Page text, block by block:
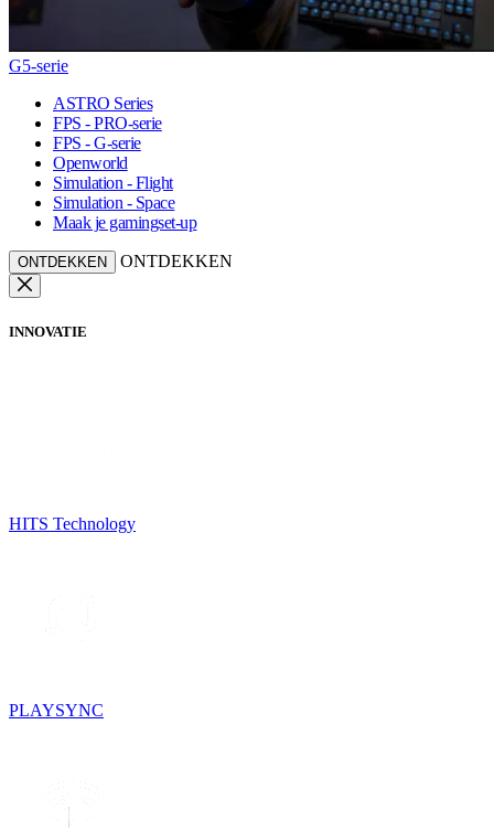
G5-serie
ASTRO Series
FPS - PRO-serie
FPS - G-serie
Openworld
Simulation - Flight
Simulation - Space
Maak je gamingset-up
ONTDEKKEN ONTDEKKEN
INNOVATIE
HITS Technology
PLAYSYNC